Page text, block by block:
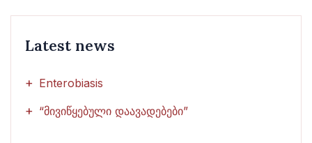
Latest news
Enterobiasis
“მივიწყებული დაავადებები”